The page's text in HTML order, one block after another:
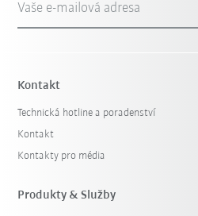
Vaše e-mailová adresa
Kontakt
Technická hotline a poradenství
Kontakt
Kontakty pro média
Produkty & Služby